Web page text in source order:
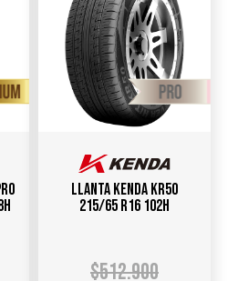
Llanta KENDA KR50
215/65 R16 102H
$512.900